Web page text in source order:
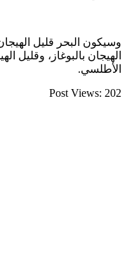
وسيكون البحر قليل
الهيجان بالبوغاز، وقليل
الأطلسي.
Post Views: 202